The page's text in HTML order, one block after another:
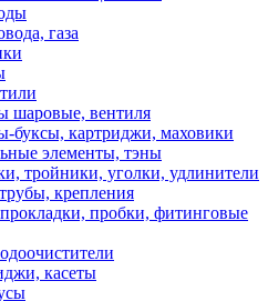
газа
шаровые, вентиля
буксы, картриджи, маховики
элементы, тэны
тройники, уголки, удлинители
крепления
пробки, фитинговые
касеты